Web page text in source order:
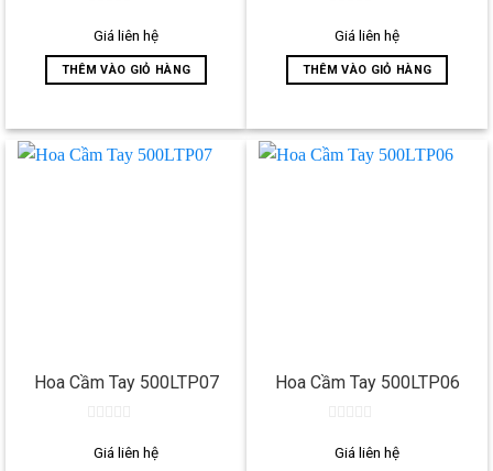
out
5
Giá liên hệ
THÊM VÀO GIỎ HÀNG
out
5
Giá liên hệ
THÊM VÀO GIỎ HÀNG
Hoa Cầm Tay 500LTP07
out
Giá liên hệ
Hoa Cầm Tay 500LTP06
out
Giá liên hệ